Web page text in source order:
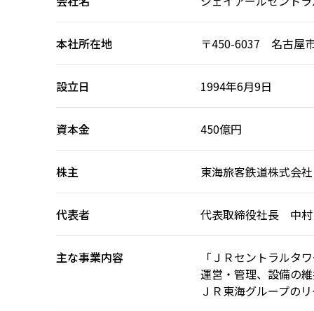
本社所在地 〒450-6037 名古屋
設立日 1994年6月9日
資本金 450億円
株主 東海旅客鉄道株式会
代表者 代表取締役社長 中
主な事業内容
「ＪＲセントラルタ
運営・管理、設備の
ＪＲ東海グループの